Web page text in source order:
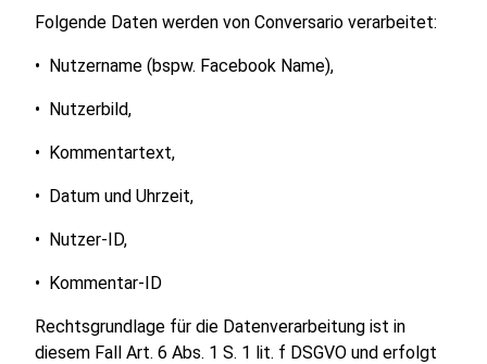
Folgende Daten werden von Conversario verarbeitet:
• Nutzername (bspw. Facebook Name),
• Nutzerbild,
• Kommentartext,
• Datum und Uhrzeit,
• Nutzer-ID,
• Kommentar-ID
Rechtsgrundlage für die Datenverarbeitung ist in
diesem Fall Art. 6 Abs. 1 S. 1 lit. f DSGVO und erfolgt